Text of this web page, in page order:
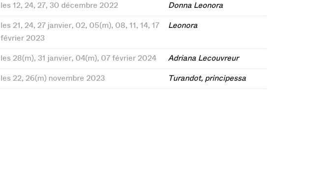
les 12, 24, 27, 30 décembre 2022 Donna Leonora
les 21, 24, 27 janvier, 02, 05(m), 08, 11, 14, 17
février 2023
Leonora
les 28(m), 31 janvier, 04(m), 07 février 2024 Adriana Lecouvreur
les 22, 26(m) novembre 2023 Turandot, principessa